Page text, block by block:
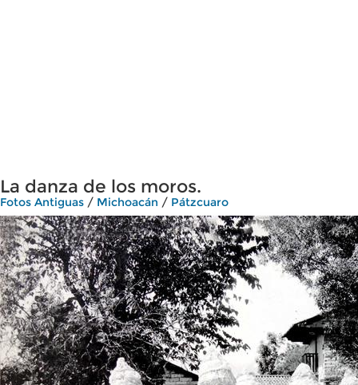
La danza de los moros.
Fotos Antiguas / Michoacán / Pátzcuaro